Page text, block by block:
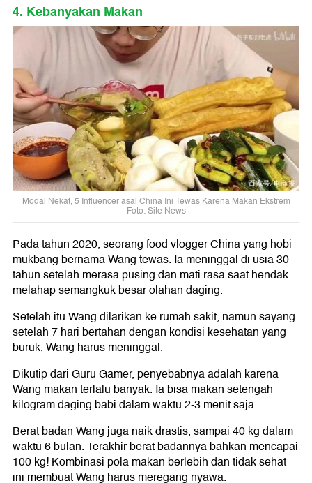
4. Kebanyakan Makan
Modal Nekat, 5 Influencer asal China Ini Tewas Karena Makan Ekstrem
Foto: Site News
Pada tahun 2020, seorang food vlogger China yang hobi
mukbang bernama Wang tewas. Ia meninggal di usia 30
tahun setelah merasa pusing dan mati rasa saat hendak
melahap semangkuk besar olahan daging.
Setelah itu Wang dilarikan ke rumah sakit, namun sayang
setelah 7 hari bertahan dengan kondisi kesehatan yang
buruk, Wang harus meninggal.
Dikutip dari Guru Gamer, penyebabnya adalah karena
Wang makan terlalu banyak. Ia bisa makan setengah
kilogram daging babi dalam waktu 2-3 menit saja.
Berat badan Wang juga naik drastis, sampai 40 kg dalam
waktu 6 bulan. Terakhir berat badannya bahkan mencapai
100 kg! Kombinasi pola makan berlebih dan tidak sehat
ini membuat Wang harus meregang nyawa.